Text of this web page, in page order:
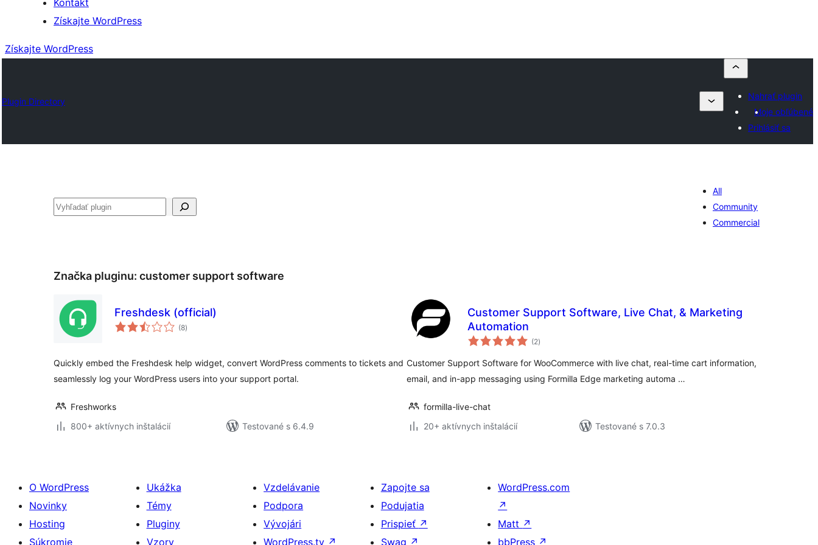
Kontakt
Získajte WordPress
Získajte WordPress
Plugin Directory
Nahrať plugin
Moje obľúbené
Prihlásiť sa
Hľadať
All
Community
Commercial
Značka pluginu: customer support software
Freshdesk (official)
(8celkové
hodnotenie
)
Quickly embed the Freshdesk help widget, convert WordPress comments to tickets and
seamlessly log your WordPress users into your support portal.
Freshworks
800+ aktívnych inštalácií
Testované s 6.4.9
Customer Support Software, Live Chat, & Marketing
Automation
(2celkové
hodnotenie
)
Customer Support Software for WooCommerce with live chat, real-time cart information,
email, and in-app messaging using Formilla Edge marketing automa …
formilla-live-chat
20+ aktívnych inštalácií
Testované s 7.0.3
O WordPress
Novinky
Hosting
Súkromie
Ukážka
Témy
Pluginy
Vzory
Vzdelávanie
Podpora
Vývojári
WordPress.tv ↗
Zapojte sa
Podujatia
Prispieť ↗
Swag ↗
WordPress.com
↗
Matt ↗
bbPress ↗